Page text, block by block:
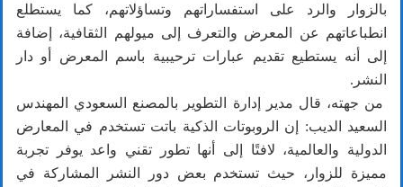
بالزوار والرد على استفساراتهم وتساؤلاتهم، كما يستطلع
انطباعاتهم عن المعرض والتعرف إلى ميولهم الثقافية، إضافة
إلى أنه يستطيع تقديم عبارات ترحيبية باسم المعرض أو دار
النشر.
من جهته، قال مدير إدارة التطوير بالمصنع السعودي المهندس
السعيد الديب: إن الروبوتات الذكية باتت تستخدم في المعارض
الدولية والعالمية، لافتًا إلى أنها تطور تقني واعد يوفر تجربة
مميزة للزوار، حيث تستخدم بعض دور النشر المشاركة في